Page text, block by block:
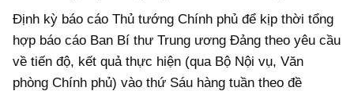
Định kỳ báo cáo Thủ tướng Chính phủ để kịp thời tổng
hợp báo cáo Ban Bí thư Trung ương Đảng theo yêu cầu
về tiến độ, kết quả thực hiện (qua Bộ Nội vụ, Văn
phòng Chính phủ) vào thứ Sáu hàng tuần theo đề